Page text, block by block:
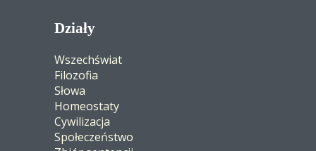
Działy
Wszechświat
Filozofia
Słowa
Homeostaty
Cywilizacja
Społeczeństwo